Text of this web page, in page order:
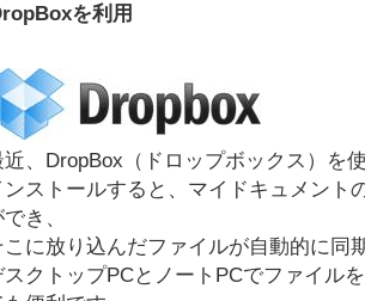
を利用
近、DropBox（ドロップボックス）を
ンストールすると、マイドキュメント
き、
こに放り込んだファイルが自動的に同
スクトップPCとノートPCでファイル